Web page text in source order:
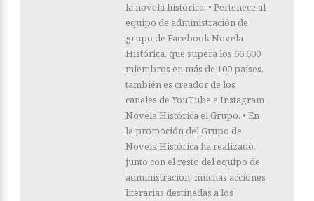
la novela histórica: • Pertenece al
equipo de administración de
grupo de Facebook Novela
Histórica, que supera los 66.600
miembros en más de 100 países,
también es creador de los
canales de YouTube e Instagram
Novela Histórica el Grupo. • En
la promoción del Grupo de
Novela Histórica ha realizado,
junto con el resto del equipo de
administración, muchas acciones
literarias destinadas a los